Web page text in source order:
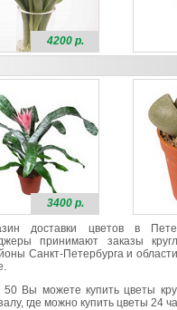
4200 р.
3400 р.
доставки цветов в
принимают заказы
Санкт-Петербурга и
Вы можете купить цветы
где можно купить цветы 24